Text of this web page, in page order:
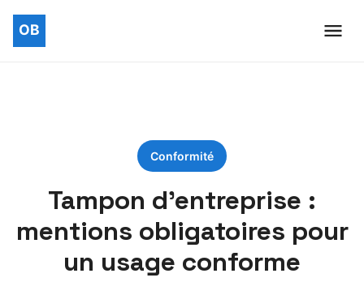
Conformité
Tampon d’entreprise :
mentions obligatoires pour
un usage conforme